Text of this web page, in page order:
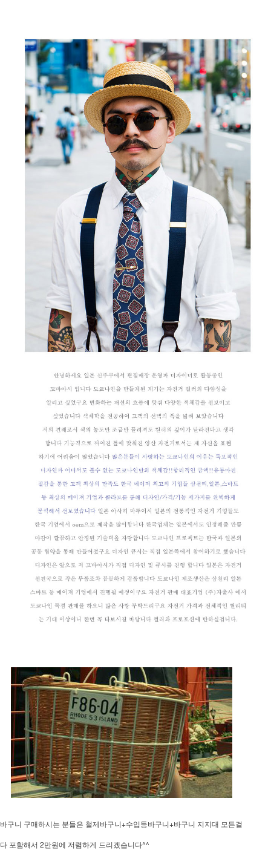
바구니 구매하시는 분들은 철제바구니+수입등바구니+바구니 지지대 모든걸
다 포함해서 2만원에 저렴하게 드리겠습니다^^